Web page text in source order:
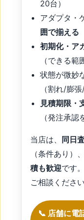
20台）
アダプタ・
囲で揃える
初期化・ア
（できる範
状態が微妙
（割れ/膨
見積期限・
（発注承認
当店は、 同日
（条件あり）、
積も歓迎です
ご相談ください
📞 店舗に